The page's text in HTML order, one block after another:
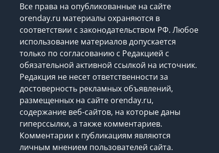
Все права на опубликованные на сайте
orenday.ru материалы охраняются в
соответствии с законодательством РФ. Любое
использование материалов допускается
только по согласованию с Редакцией с
обязательной активной ссылкой на источник.
Редакция не несет ответственности за
достоверность рекламных объявлений,
размещенных на сайте orenday.ru,
содержание веб-сайтов, на которые даны
гиперссылки, а также комментариев.
Комментарии к публикациям являются
личным мнением пользователей сайта.